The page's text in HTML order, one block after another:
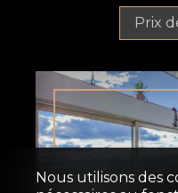
Prix
Nous utilisons des